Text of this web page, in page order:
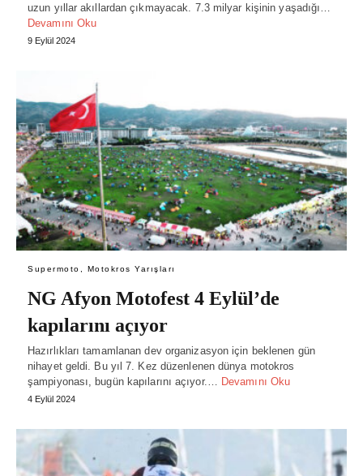
uzun yıllar akıllardan çıkmayacak. 7.3 milyar kişinin yaşadığı…
Devamını Oku
9 Eylül 2024
Supermoto, Motokros Yarışları
NG Afyon Motofest 4 Eylül’de
kapılarını açıyor
Hazırlıkları tamamlanan dev organizasyon için beklenen gün
nihayet geldi. Bu yıl 7. Kez düzenlenen dünya motokros
şampiyonası, bugün kapılarını açıyor.… Devamını Oku
4 Eylül 2024